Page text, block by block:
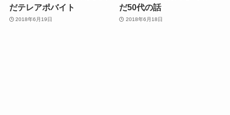
だテレアポバイト
2018年6月19日
だ50代の話
2018年6月18日